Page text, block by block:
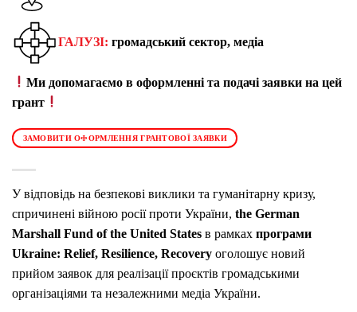
ГАЛУЗІ: громадський сектор, медіа
Ми допомагаємо в оформленні та подачі заявки на цей
грант
ЗАМОВИТИ ОФОРМЛЕННЯ ГРАНТОВОЇ ЗАЯВКИ
У відповідь на безпекові виклики та гуманітарну кризу,
спричинені війною росії проти України, the German
Marshall Fund of the United States в рамках програми
Ukraine: Relief, Resilience, Recovery оголошує новий
прийом заявок для реалізації проєктів громадськими
організаціями та незалежними медіа України.